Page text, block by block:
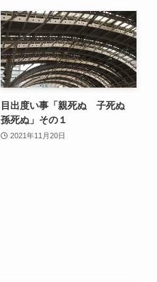
目出度い事「親死ぬ 子死ぬ
孫死ぬ」その１
2021年11月20日